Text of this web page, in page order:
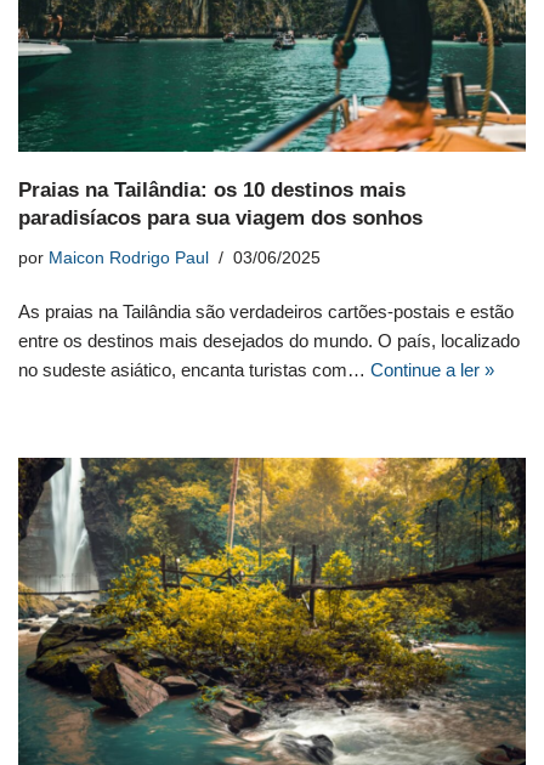
Praias na Tailândia: os 10 destinos mais
paradisíacos para sua viagem dos sonhos
por Maicon Rodrigo Paul 03/06/2025
As praias na Tailândia são verdadeiros cartões-postais e estão
entre os destinos mais desejados do mundo. O país, localizado
no sudeste asiático, encanta turistas com… Continue a ler »